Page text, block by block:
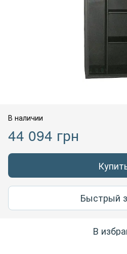
В наличии
44 094 грн
Быстрый
В